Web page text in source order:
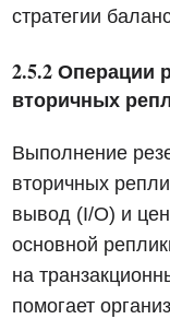
стратегии
2.5.2 Операции
вторичных
Выполнение
вторичных
вывод (I/O) и
основной
на
помогает